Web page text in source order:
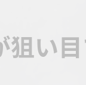
草加市
い目